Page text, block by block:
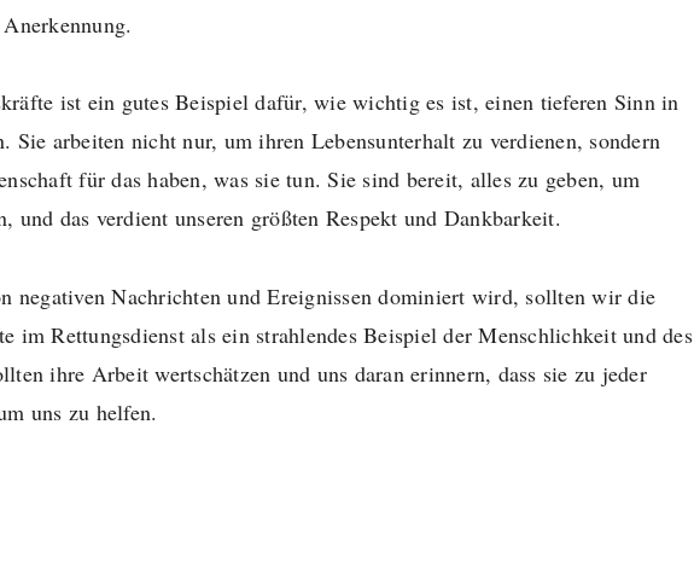
ist ein gutes Beispiel dafür, wie wichtig es ist, einen tieferen Sinn in
Sie arbeiten nicht nur, um ihren Lebensunterhalt zu verdienen, sondern
für das haben, was sie tun. Sie sind bereit, alles zu geben, um
und das verdient unseren größten Respekt und Dankbarkeit.
negativen Nachrichten und Ereignissen dominiert wird, sollten wir die
im Rettungsdienst als ein strahlendes Beispiel der Menschlichkeit und des
ihre Arbeit wertschätzen und uns daran erinnern, dass sie zu jeder
uns zu helfen.